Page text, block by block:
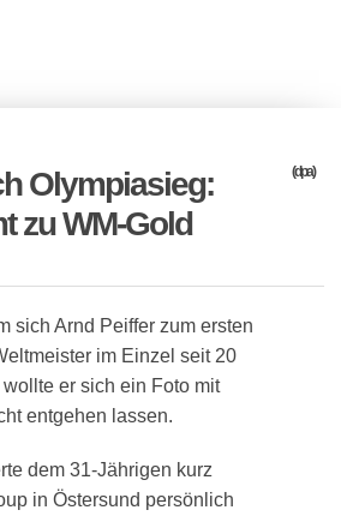
Olympiasieg:
zu WM-Gold
(dpa)
sich Arnd Peiffer zum ersten
im Einzel seit 20
er sich ein Foto mit
entgehen lassen.
dem 31-Jährigen kurz
in Östersund persönlich